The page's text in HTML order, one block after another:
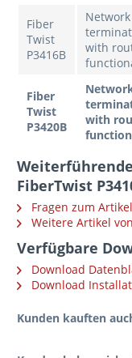
Fiber
Twist
P3416B
Network
with
Fiber
Twist
P3420B
with
FiberTwist
Fragen zum
Weitere Artikel
Verfügbare
Download
Download
Kunden kauften